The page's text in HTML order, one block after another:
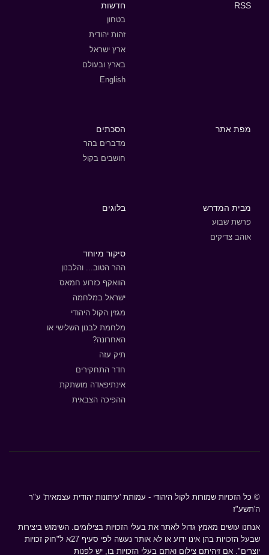
RSS חדשות
בטחון
זהות יהודית
ארץ ישראל
בארץ ובעולם
English
מפת אתר הסכתים
מדברים בהר
חושבים בקול
מבית המדרש
פרשת שבוע
אוהב צדיקים
בלוגים
סיקור מיוחד
ההר הטוב... והלבנון
הוואקף כזרוע חמאס
ישראל במלחמה
מגזין הקול היהודי
מלחמת לבנון השלישי או
האחרונה?
תיק עזה
חדר התחקירים
אינתיפאדה מושתקת
ההפיכה הצבאית
© כל הזכויות שמורות לקול היהודי - עמותת 'עיתונות יהודית עצמאית' ע"ר
ה'תשע"ז
אנחנו עושים מאמץ גדול לאתר את בעלי הזכויות בצילומים. השימוש ביצירות
שבעל הזכויות בהן אינו ידוע או לא אותר נעשה לפי סעיף 27א ל"חוק זכויות
יוצרים". אם זיהיתם צילום ואתם בעלי הזכויות בו, יש לפנות